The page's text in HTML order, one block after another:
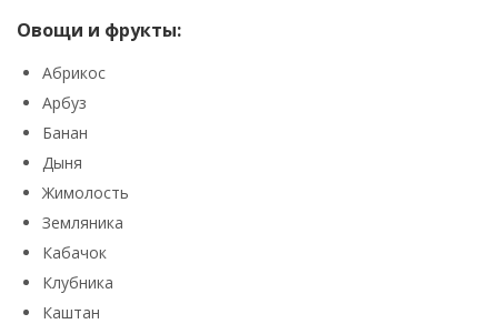
Овощи и фрукты:
Абрикос
Арбуз
Банан
Дыня
Жимолость
Земляника
Кабачок
Клубника
Каштан